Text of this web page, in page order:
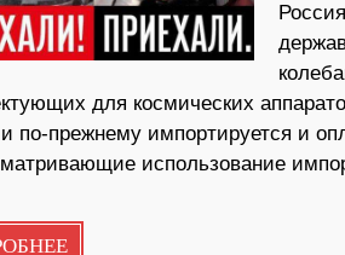
для космических
и по-прежнему импортируется и
использование